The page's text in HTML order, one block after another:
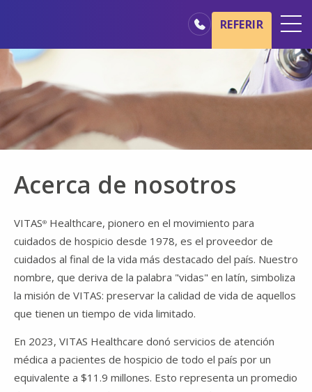
Oficinas
Básicos del cuidado de hospicio
Nuestros servicios
Profesionales médicos
REFERIR
Acerca de nosotros
VITAS® Healthcare, pionero en el movimiento para
cuidados de hospicio desde 1978, es el proveedor de
cuidados al final de la vida más destacado del país. Nuestro
nombre, que deriva de la palabra "vidas" en latín, simboliza
la misión de VITAS: preservar la calidad de vida de aquellos
que tienen un tiempo de vida limitado.
En 2023, VITAS Healthcare donó servicios de atención
médica a pacientes de hospicio de todo el país por un
equivalente a $11.9 millones. Esto representa un promedio